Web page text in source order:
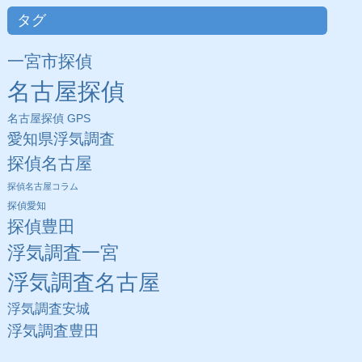
タグ
一宮市探偵
名古屋探偵
名古屋探偵 GPS
愛知県浮気調査
探偵名古屋
探偵名古屋コラム
探偵愛知
探偵豊田
浮気調査一宮
浮気調査名古屋
浮気調査安城
浮気調査豊田